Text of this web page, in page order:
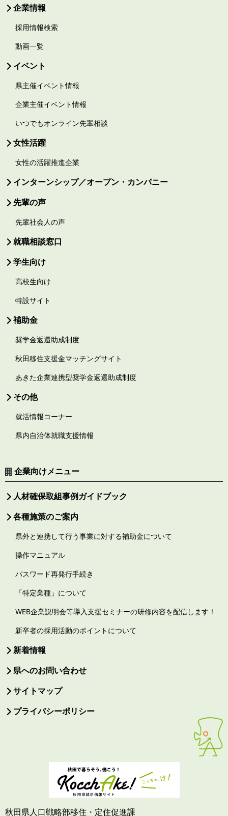
企業情報
採用情報検索
動画一覧
イベント
県主催イベント情報
企業主催イベント情報
いつでもオンライン先輩相談
女性活躍
女性の活躍推進企業
インターンシップ／オープン・カンパニー
先輩の声
先輩社会人の声
就職相談窓口
学生向け
高校生向け
特設サイト
補助金
奨学金返還助成制度
秋田移住支援金マッチングサイト
あきた企業連携型奨学金返還助成制度
その他
就活情報コーナー
県内自治体就職支援情報
企業向けメニュー
人材確保取組事例ガイドブック
各種施策のご案内
県外と連携して行う事業に対する補助金について
操作マニュアル
パスワード再発行手続き
「特定業種」について
WEB企業説明会等導入支援セミナーの研修内容を配信します！
新卒者の採用活動のポイントについて
新着情報
県へのお問い合わせ
サイトマップ
プライバシーポリシー
秋田県人口戦略部移住・定住促進課